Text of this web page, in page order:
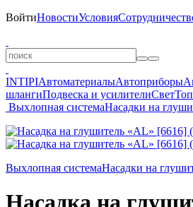
ВойтиНовостиУсловия
INTIPIАвтоматериалыАвтоприборы
шлангиПодвеска и усилителиСвет
Выхлопная системаНасадки на
Выхлопная системаНасадки на